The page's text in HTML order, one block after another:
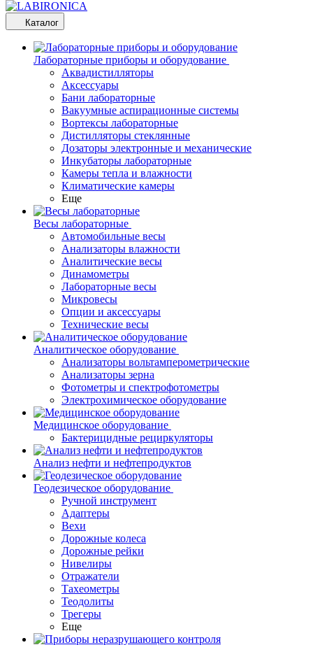
Каталог
Лабораторные приборы и оборудование
Аквадистилляторы
Аксессуары
Бани лабораторные
Вакуумные аспирационные системы
Вортексы лабораторные
Дистилляторы стеклянные
Дозаторы электронные и механические
Инкубаторы лабораторные
Камеры тепла и влажности
Климатические камеры
Еще
Весы лабораторные
Автомобильные весы
Анализаторы влажности
Аналитические весы
Динамометры
Лабораторные весы
Микровесы
Опции и аксессуары
Технические весы
Аналитическое оборудование
Анализаторы вольтамперометрические
Анализаторы зерна
Фотометры и спектрофотометры
Электрохимическое оборудование
Медицинское оборудование
Бактерицидные рециркуляторы
Анализ нефти и нефтепродуктов
Геодезическое оборудование
Ручной инструмент
Адаптеры
Вехи
Дорожные колеса
Дорожные рейки
Нивелиры
Отражатели
Тахеометры
Теодолиты
Трегеры
Еще